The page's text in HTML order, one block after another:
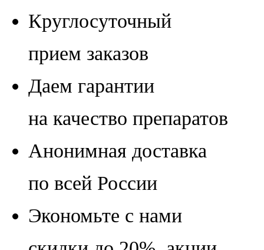
Круглосуточный
прием заказов
Даем гарантии
на качество препаратов
Анонимная доставка
по всей России
Экономьте с нами